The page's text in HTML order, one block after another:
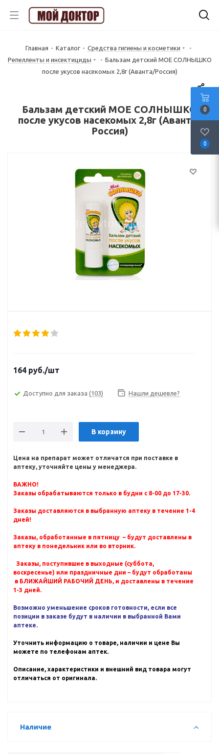
Главная - Каталог - Средства гигиены и косметики
-
Репелленты и инсектициды
- Бальзам детский МОЕ СОЛНЫШКО
после укусов насекомых 2,8г (Аванта/Россия)
Бальзам детский МОЕ СОЛНЫШКО
после укусов насекомых 2,8г (Аванта/
Россия)
164 руб./шт
Доступно для заказа (103) Нашли дешевле?
В корзину
Цена на препарат может отличатся при поставке в
аптеку, уточняйте цены у менеджера.
ВАЖНО!
Заказы обрабатываются только в будни с 8-00 до 17-30.
Заказы доставляются в выбранную аптеку в течение 1-4
дней!
Заказы, обработанные в пятницу – будут доставлены в
аптеку в понедельник или во вторник.
Заказы, поступившие в выходные (суббота,
воскресенье) или праздничные дни – будут обработаны
в БЛИЖАЙШИЙ РАБОЧИЙ ДЕНЬ, и доставлены в течение
1-3 дней.
Возможно уменьшение сроков готовности, если все
позиции в заказе будут в наличии в выбранной Вами
аптеке.
Уточнить информацию о товаре, наличии и цене Вы
можете по телефонам аптек.
Описание, характеристики и внешний вид товара могут
отличаться от оригинала.
Наличие
0
0